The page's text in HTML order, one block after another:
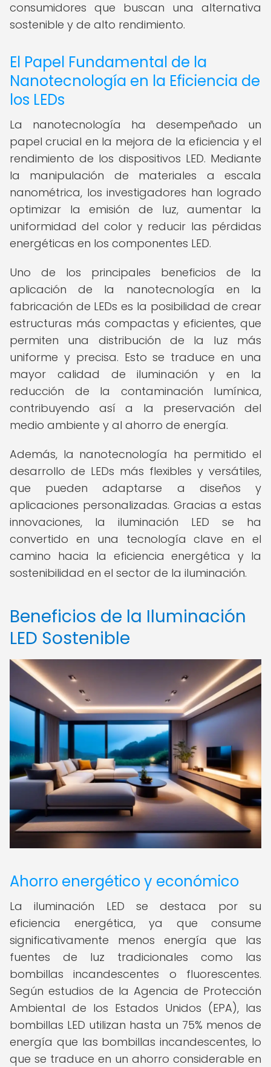
consumidores que buscan una alternativa
sostenible y de alto rendimiento.
El Papel Fundamental de la
Nanotecnología en la Eficiencia de
los LEDs
La nanotecnología ha desempeñado un
papel crucial en la mejora de la eficiencia y el
rendimiento de los dispositivos LED. Mediante
la manipulación de materiales a escala
nanométrica, los investigadores han logrado
optimizar la emisión de luz, aumentar la
uniformidad del color y reducir las pérdidas
energéticas en los componentes LED.
Uno de los principales beneficios de la
aplicación de la nanotecnología en la
fabricación de LEDs es la posibilidad de crear
estructuras más compactas y eficientes, que
permiten una distribución de la luz más
uniforme y precisa. Esto se traduce en una
mayor calidad de iluminación y en la
reducción de la contaminación lumínica,
contribuyendo así a la preservación del
medio ambiente y al ahorro de energía.
Además, la nanotecnología ha permitido el
desarrollo de LEDs más flexibles y versátiles,
que pueden adaptarse a diseños y
aplicaciones personalizadas. Gracias a estas
innovaciones, la iluminación LED se ha
convertido en una tecnología clave en el
camino hacia la eficiencia energética y la
sostenibilidad en el sector de la iluminación.
Beneficios de la Iluminación
LED Sostenible
Ahorro energético y económico
La iluminación LED se destaca por su
eficiencia energética, ya que consume
significativamente menos energía que las
fuentes de luz tradicionales como las
bombillas incandescentes o fluorescentes.
Según estudios de la Agencia de Protección
Ambiental de los Estados Unidos (EPA), las
bombillas LED utilizan hasta un 75% menos de
energía que las bombillas incandescentes, lo
que se traduce en un ahorro considerable en